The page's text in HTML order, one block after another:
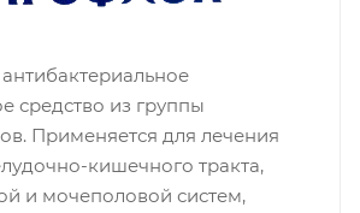
средство из группы
Применяется для лечения
кишечного тракта,
и мочеполовой систем,